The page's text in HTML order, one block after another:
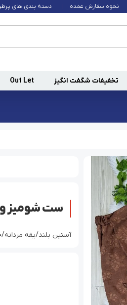
نحوه سفارش عمده دسته بندی های
تخفیفات شگفت انگیز Out Let
ست شومیز و
آستین بلند/یقه